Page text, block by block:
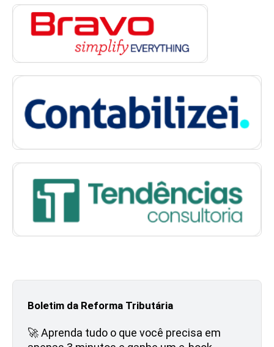
Boletim da Reforma Tributária
🚀 Aprenda tudo o que você precisa em